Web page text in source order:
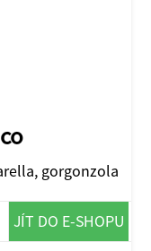
gorgonzola
JÍT DO E-SHOPU